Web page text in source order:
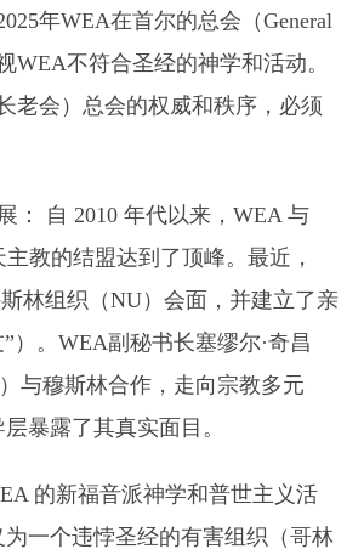
年WEA在首尔的总会（General
WEA不符合圣经的神学和活动。
老会）总会的权威和秩序，必须
： 自 2010 年代以来，WEA 与
教的结盟达到了顶峰。最近，
林组织（NU）会面，并建立了亲
）。WEA副秘书长塞缪尔·奇昌
）与穆斯林合作，走向宗教多元
暴露了其真实面目。
的新福音派神学和普世主义活
一个违悖圣经的有害组织（哥林